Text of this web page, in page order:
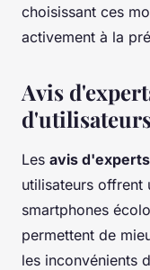
choisissant ces
activement à la
Avis
Les avis d'experts
utilisateurs offrent
smartphones
permettent de
les inconvénients